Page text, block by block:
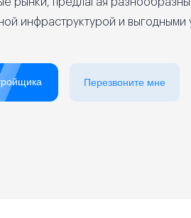
инфраструктурой и выгодными
Перезвоните мне